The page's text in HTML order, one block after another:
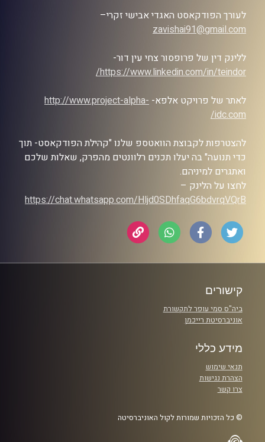
לעורך הפודקאסט האגדי אבישי זקרי–
zavishai91@gmail.com
ללינק דין של פרופסור צחי עין דור-
https://www.linkedin.com/in/teindor/
לאתר של פרויקט אלפא- http://www.project-alpha-
idc.com/
להצטרפות לקבוצת הוואטספ שלנו "קהילת הפודקאסט- תוך
כדי תנועה" בה יעלו תכנים רלוונטים מהפרק, שאלות שלכם
ואתגרים למיניהם.
לחצו על הלינק –
https://chat.whatsapp.com/Hljd0SDhfaqG6bdvrqVQrB
קישורים
ביה"ס סמי עופר לתקשורת
אוניברסיטת רייכמן
מידע כללי
תנאי שימוש
הצהרת נגישות
צרו קשר
© כל הזכויות שמורות לקול האוניברסיטה